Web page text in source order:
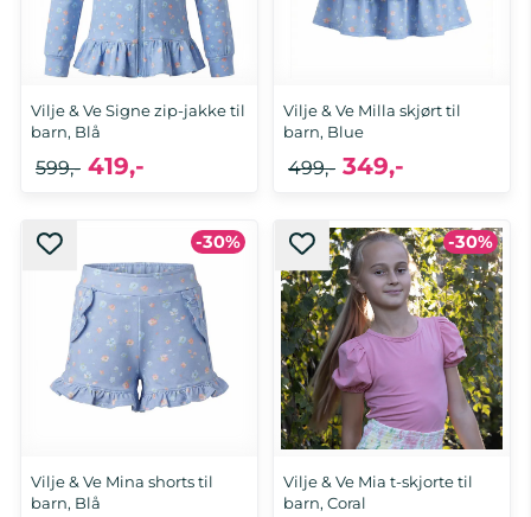
Vilje & Ve Signe zip-jakke til
barn, Blå
419,-
599,-
Vilje & Ve Milla skjørt til
barn, Blue
349,-
499,-
-30%
Vilje & Ve Mina shorts til
barn, Blå
-30%
Vilje & Ve Mia t-skjorte til
barn, Coral